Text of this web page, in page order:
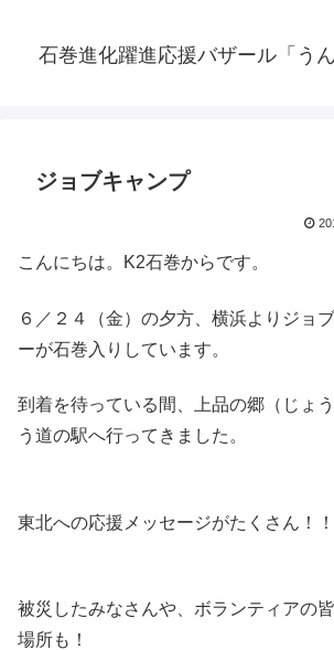
石巻進化躍進応援バザール「う
ジョブキャンプ
こんにちは。K2石巻からです。
６／２４（金）の夕方、横浜よりジョ
ーが石巻入りしています。
到着を待っている間、上品の郷（じょ
う道の駅へ行ってきました。
東北への応援メッセージがたくさん！！
被災したみなさんや、ボランティアの
場所も！